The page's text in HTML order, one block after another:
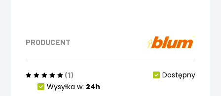
PRODUCENT
(1)
Dostępny
Wysyłka w: 24h